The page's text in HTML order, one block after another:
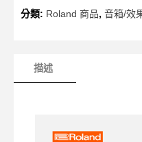
分類: Roland 商品, 音箱/效
描述